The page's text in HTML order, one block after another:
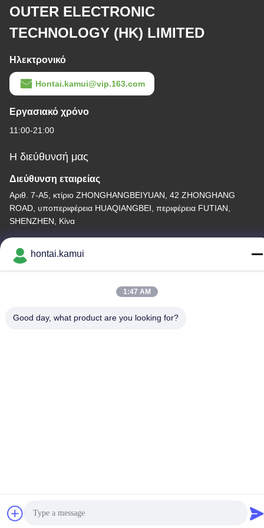
OUTER ELECTRONIC
TECHNOLOGY (HK) LIMITED
Ηλεκτρονικό
Hontai.kamui@vip.163.com
Εργασιακό χρόνο
11:00-21:00
Η διεύθυνσή μας
Διεύθυνση εταιρείας
Αριθ. 7-Α5, κτίριο ZHONGHANGBEIYUAN, 42 ZHONGHANG
ROAD, υποπεριφέρεια HUAQIANGBEI, περιφέρεια FUTIAN,
SHENZHEN, Κίνα
Τηλεφώνημα
hontai.kamui
1:47 AM
Good day, what product are you looking for?